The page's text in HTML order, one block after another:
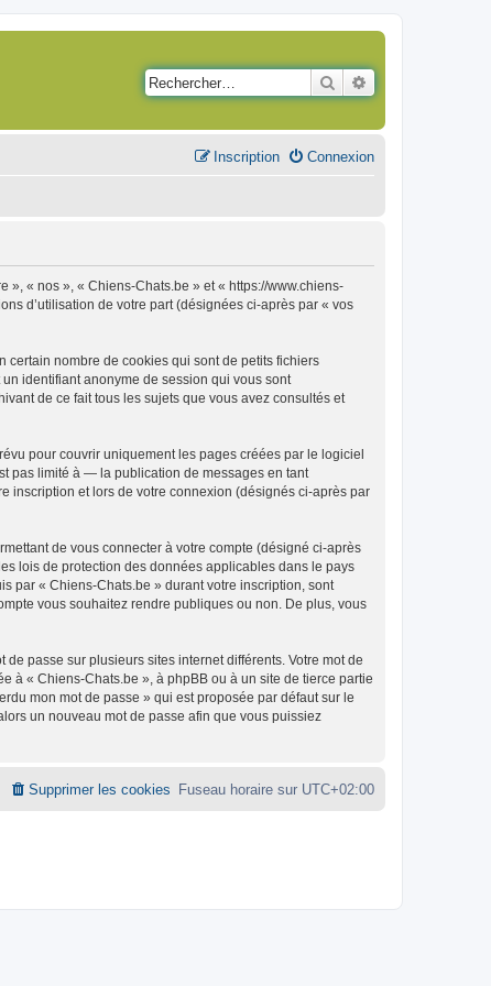
Rechercher
Connexion
Inscription
« nos », « Chiens-Chats.be » et « https://www.chiens-
d’utilisation de votre part (désignées ci-après par « vos
certain nombre de cookies qui sont de petits fichiers
identifiant anonyme de session qui vous sont
de ce fait tous les sujets que vous avez consultés et
pour couvrir uniquement les pages créées par le logiciel
pas limité à — la publication de messages en tant
inscription et lors de votre connexion (désignés ci-après par
de vous connecter à votre compte (désigné ci-après
lois de protection des données applicables dans le pays
par « Chiens-Chats.be » durant votre inscription, sont
vous souhaitez rendre publiques ou non. De plus, vous
passe sur plusieurs sites internet différents. Votre mot de
à « Chiens-Chats.be », à phpBB ou à un site de tierce partie
mon mot de passe » qui est proposée par défaut sur le
un nouveau mot de passe afin que vous puissiez
Fuseau horaire sur UTC+02:00
Supprimer les cookies